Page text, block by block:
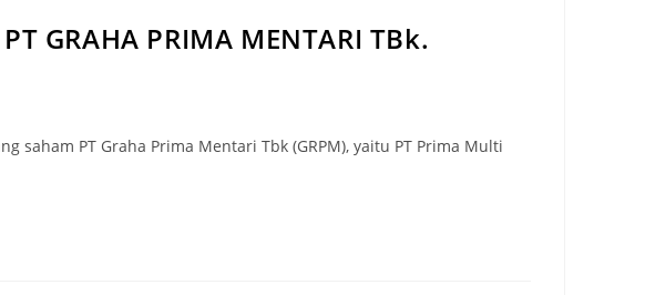
GRAHA PRIMA MENTARI TBk.
PT Graha Prima Mentari Tbk (GRPM), yaitu PT Prima Multi